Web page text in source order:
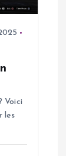
Voici
les